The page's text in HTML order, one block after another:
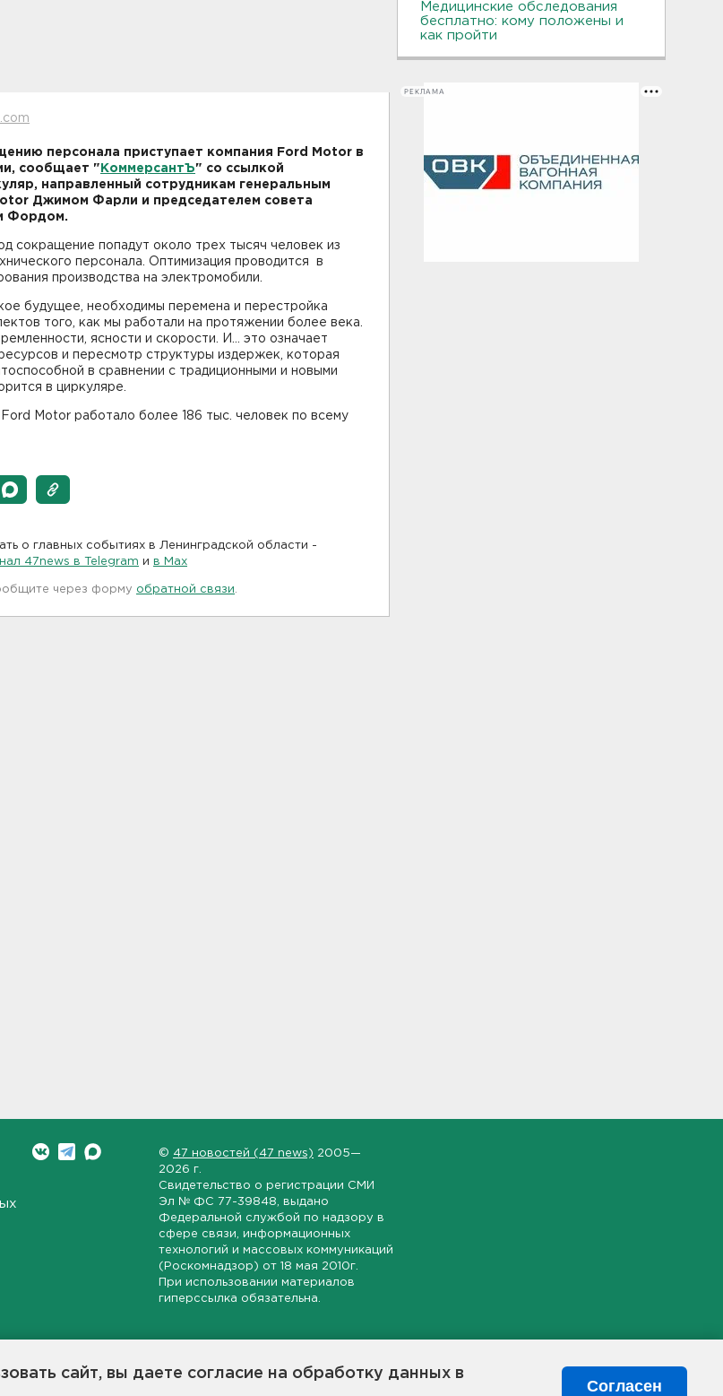
сайт, вы даете согласие на обработку данных в
Согласен
персонала приступает компания Ford Motor в
сообщает " КоммерсантЪ" со ссылкой
направленный сотрудникам генеральным
Джимом Фарли и председателем совета
Фордом.
сокращение попадут около трех тысяч человек из
персонала. Оптимизация проводится в
производства на электромобили.
будущее, необходимы перемена и перестройка
того, как мы работали на протяжении более века.
ясности и скорости. И… это означает
и пересмотр структуры издержек, которая
в сравнении с традиционными и новыми
в циркуляре.
Ford Motor работало более 186 тыс. человек по всему
о главных событиях в Ленинградской области -
47news в Telegram и в Maх
через форму обратной связи
Медицинские обследования
бесплатно: кому положены и
как пройти
РЕКЛАМА
© 47 новостей (47 news) 2005—
2026 г.
Свидетельство о регистрации СМИ
Эл № ФС 77-39848 , выдано
Федеральной службой по надзору в
сфере связи, информационных
технологий и массовых коммуникаций
(Роскомнадзор) от 18 мая 2010г.
При использовании материалов
гиперссылка обязательна.
и инвестиционной активности в регионе.
популярной и конструктивной площадкой для свободного